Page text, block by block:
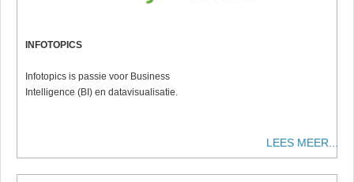
INFOTOPICS
Infotopics is passie voor Business
Intelligence (BI) en datavisualisatie.
LEES MEER...